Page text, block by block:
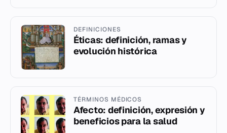
DEFINICIONES
Éticas: definición, ramas y
evolución histórica
TÉRMINOS MÉDICOS
Afecto: definición, expresión y
beneficios para la salud